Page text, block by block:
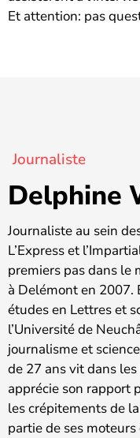
Et attention: pas
Journaliste
Delphine
Journaliste au sein
L’Express et
premiers pas dans le
à Delémont en 2007.
études en Lettres et
l’Université de
journalisme et
de 27 ans vit dans
apprécie son rapport
les crépitements de
partie de ses